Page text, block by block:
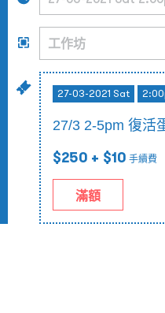
27-03-2021 Sat
27/3 2-5pm 復活
$250 + $10 手續費
滿額